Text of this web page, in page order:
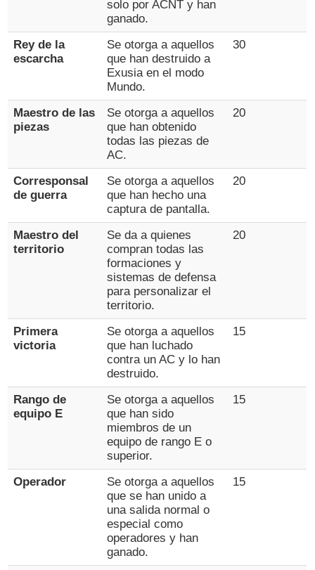
solo por ACNT y han
ganado.
Rey de la
escarcha
Se otorga a aquellos
que han destruido a
Exusia en el modo
Mundo.
30
Maestro de las
piezas
Se otorga a aquellos
que han obtenido
todas las piezas de
AC.
20
Corresponsal
de guerra
Se otorga a aquellos
que han hecho una
captura de pantalla.
20
Maestro del
territorio
Se da a quienes
compran todas las
formaciones y
sistemas de defensa
para personalizar el
territorio.
20
Primera
victoria
Se otorga a aquellos
que han luchado
contra un AC y lo han
destruido.
15
Rango de
equipo E
Se otorga a aquellos
que han sido
miembros de un
equipo de rango E o
superior.
15
Operador
Se otorga a aquellos
que se han unido a
una salida normal o
especial como
operadores y han
ganado.
15